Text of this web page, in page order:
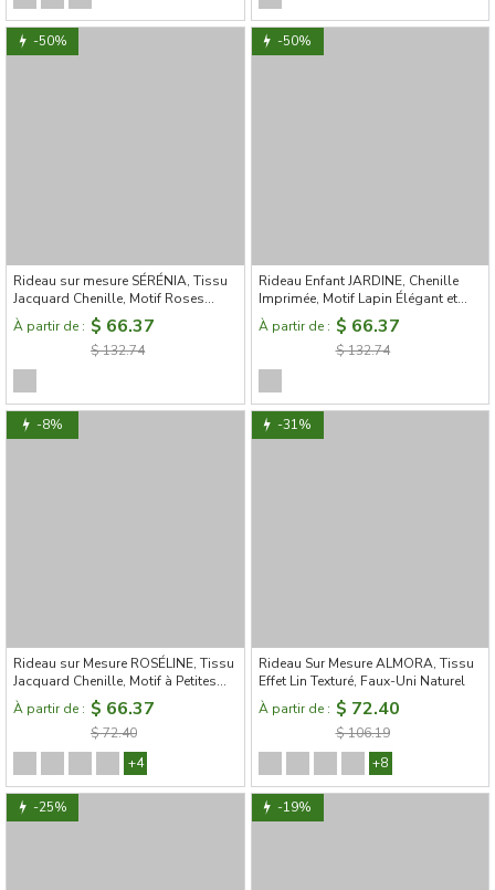
-50%
Rideau sur mesure SÉRÉNIA, Tissu
Jacquard Chenille, Motif Roses
Anciennes Noir
À partir de : $ 66.37
$ 132.74
-50%
Rideau Enfant JARDINE, Chenille
Imprimée, Motif Lapin Élégant et
Fleuri
À partir de : $ 66.37
$ 132.74
-8%
Rideau sur Mesure ROSÉLINE, Tissu
Jacquard Chenille, Motif à Petites
Fleurs Vintage
À partir de : $ 66.37
$ 72.40
+4
-31%
Rideau Sur Mesure ALMORA, Tissu
Effet Lin Texturé, Faux-Uni Naturel
À partir de : $ 72.40
$ 106.19
+8
-25% -19%